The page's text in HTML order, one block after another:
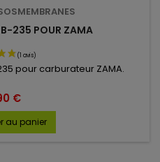
235 POUR ZAMA
pour carburateur ZAMA.
€
au panier